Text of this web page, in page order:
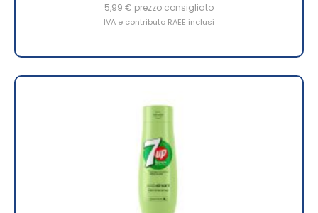
5,99 € prezzo consigliato
IVA e contributo RAEE inclusi